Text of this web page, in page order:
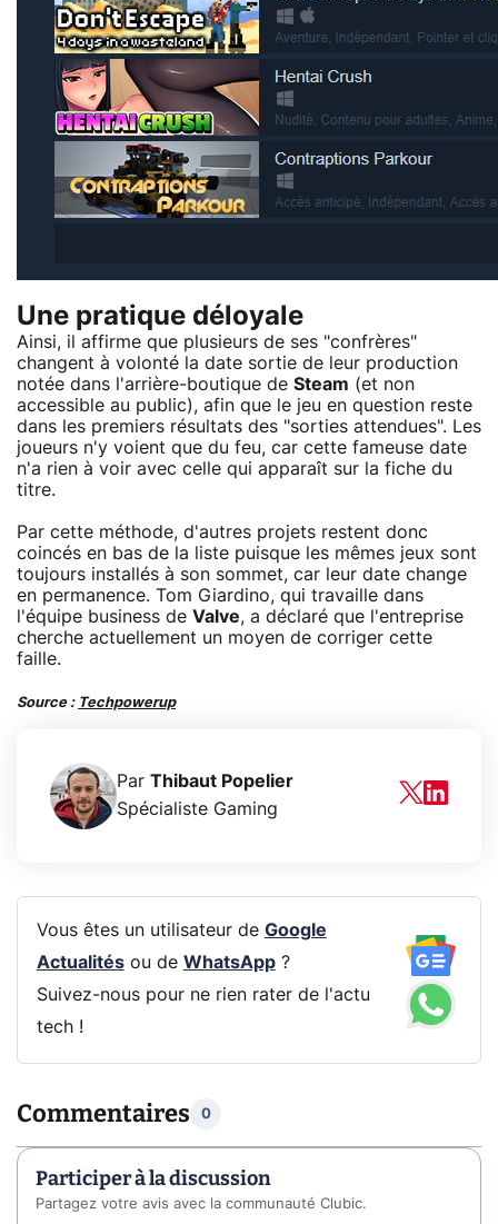
Une pratique déloyale
Ainsi, il affirme que plusieurs de ses "confrères"
changent à volonté la date sortie de leur production
notée dans l'arrière-boutique de Steam (et non
accessible au public), afin que le jeu en question reste
dans les premiers résultats des "sorties attendues". Les
joueurs n'y voient que du feu, car cette fameuse date
n'a rien à voir avec celle qui apparaît sur la fiche du
titre.
Par cette méthode, d'autres projets restent donc
coincés en bas de la liste puisque les mêmes jeux sont
toujours installés à son sommet, car leur date change
en permanence. Tom Giardino, qui travaille dans
l'équipe business de Valve, a déclaré que l'entreprise
cherche actuellement un moyen de corriger cette
faille.
Source : Techpowerup
Par Thibaut Popelier
Spécialiste Gaming
Vous êtes un utilisateur de Google
Actualitésou de WhatsApp?
Suivez-nous pour ne rien rater de l'actu
tech !
Commentaires 0
Participer à la discussion
Partagez votre avis avec la communauté Clubic.